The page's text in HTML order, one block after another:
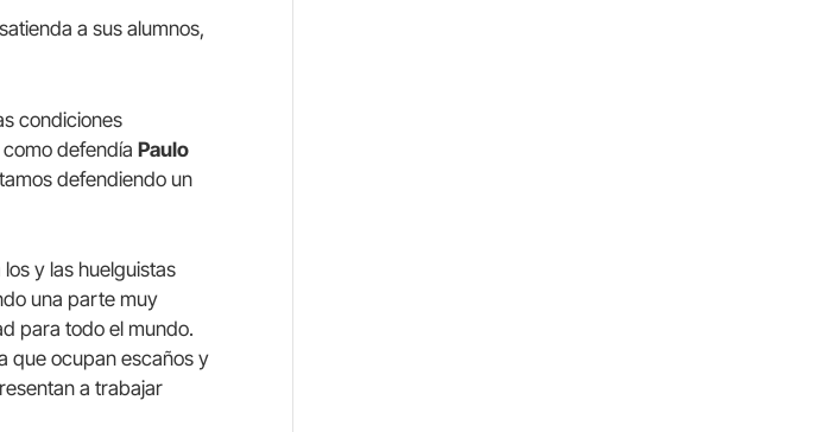
a sus alumnos,
condiciones
como defendíaPaulo
defendiendo un
y las huelguistas
una parte muy
para todo el mundo.
que ocupan escaños y
a trabajar